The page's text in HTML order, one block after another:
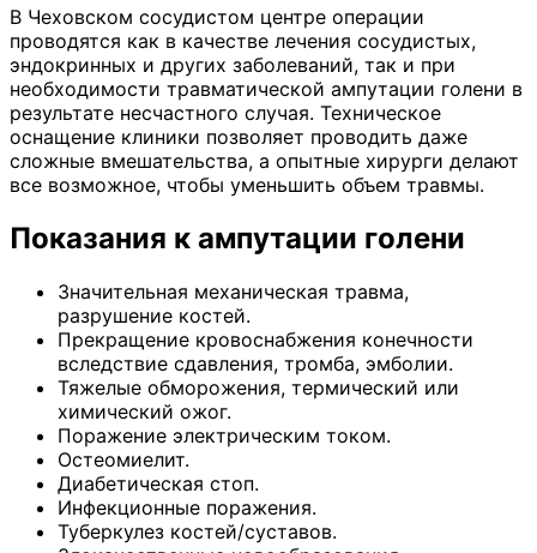
В Чеховском сосудистом центре операции
проводятся как в качестве лечения сосудистых,
эндокринных и других заболеваний, так и при
необходимости травматической ампутации голени в
результате несчастного случая. Техническое
оснащение клиники позволяет проводить даже
сложные вмешательства, а опытные хирурги делают
все возможное, чтобы уменьшить объем травмы.
Показания к ампутации голени
Значительная механическая травма,
разрушение костей.
Прекращение кровоснабжения конечности
вследствие сдавления, тромба, эмболии.
Тяжелые обморожения, термический или
химический ожог.
Поражение электрическим током.
Остеомиелит.
Диабетическая стоп.
Инфекционные поражения.
Туберкулез костей/суставов.